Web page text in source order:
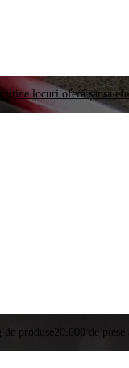
Puține locuri oferă șansa
de produse 20.000 de